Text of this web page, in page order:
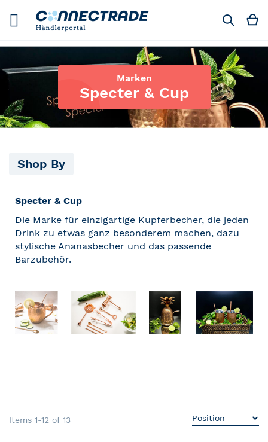
to
Content
Suchen
Specter & Cup
Marken
Specter & Cup
Die Marke für einzigartige Kupferbecher, die jeden
Drink zu etwas ganz besonderem machen, dazu
stylische Ananasbecher und das passende
Barzubehör.
Shop By
Items 1-12 of 13